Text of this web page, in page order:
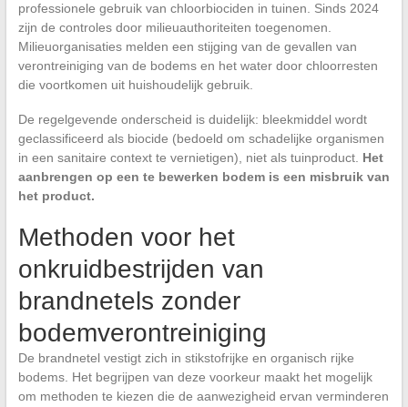
professionele gebruik van chloorbiociden in tuinen. Sinds 2024
zijn de controles door milieuauthoriteiten toegenomen.
Milieuorganisaties melden een stijging van de gevallen van
verontreiniging van de bodems en het water door chloorresten
die voortkomen uit huishoudelijk gebruik.
De regelgevende onderscheid is duidelijk: bleekmiddel wordt
geclassificeerd als biocide (bedoeld om schadelijke organismen
in een sanitaire context te vernietigen), niet als tuinproduct. Het
aanbrengen op een te bewerken bodem is een misbruik van
het product.
Methoden voor het
onkruidbestrijden van
brandnetels zonder
bodemverontreiniging
De brandnetel vestigt zich in stikstofrijke en organisch rijke
bodems. Het begrijpen van deze voorkeur maakt het mogelijk
om methoden te kiezen die de aanwezigheid ervan verminderen